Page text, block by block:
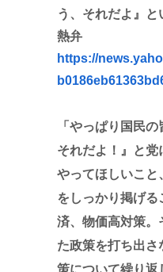
う、それだよ』
熱弁
https://
「やっぱり国民
それだよ！』と党
やってほしいこと
をしっかり掲げ
済、物価高対策。
た政策を打ち出
策について繰り返